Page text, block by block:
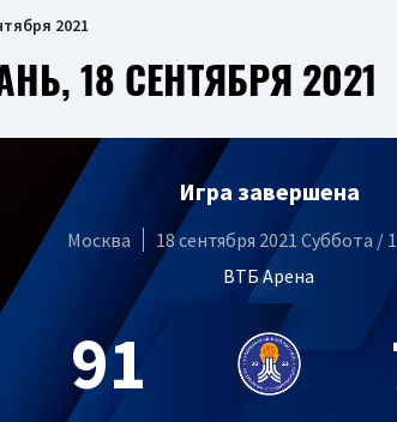
2021
18 СЕНТЯБРЯ 2021
Игра завершена
Москва
18 сентября 2021 Суббота /
ВТБ Арена
91